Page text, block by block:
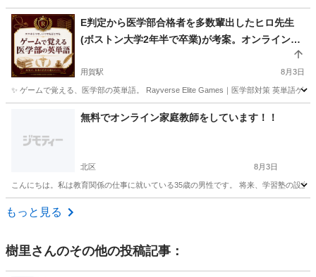
東京 新宿区 早稲田駅 家庭教師 ADHD
E判定から医学部合格者を多数輩出したヒロ先生
(ボストン大学2年半で卒業)が考案。オンライン自
用賀駅 8月3日
✨ ゲームで覚える、医学部の英単語。 Rayverse Elite Games｜医学部対策 英単語ゲ
用賀駅 オンライン
無料でオンライン家庭教師をしています！！
北区 8月3日
こんにちは。私は教育関係の仕事に就いている35歳の男性です。 将来、学習塾の設
東京 北区
もっと見る
樹里さんのその他の投稿記事：